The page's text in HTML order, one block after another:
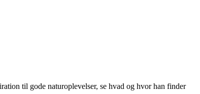
til gode naturoplevelser, se hvad og hvor han finder